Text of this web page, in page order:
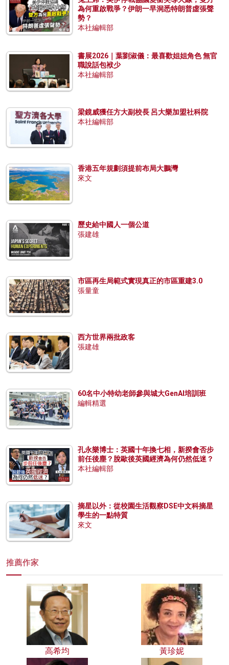
為何重啟戰爭？伊朗一早洞悉特朗普虛張聲
勢？
本社編輯部
書展2026｜葉劉淑儀：最喜歡姐姐角色 無官
職說話包袱少
本社編輯部
梁鏡威獲任方大副校長 呂大樂加盟社科院
本社編輯部
香港五年規劃須提前布局大鵬灣
來文
歷史給中國人一個公道
張建雄
市區再生局範式實現真正的市區重建3.0
張量童
西方世界兩批政客
張建雄
60名中小特幼老師參與城大GenAI培訓班
編輯精選
孔永樂博士：英國十年換七相，新揆會否步
前任後塵？脫歐後英國經濟為何仍然低迷？
本社編輯部
摘星以外：從校園生活觀察DSE中文科摘星
學生的一點特質
來文
推薦作家
高希均 黃珍妮